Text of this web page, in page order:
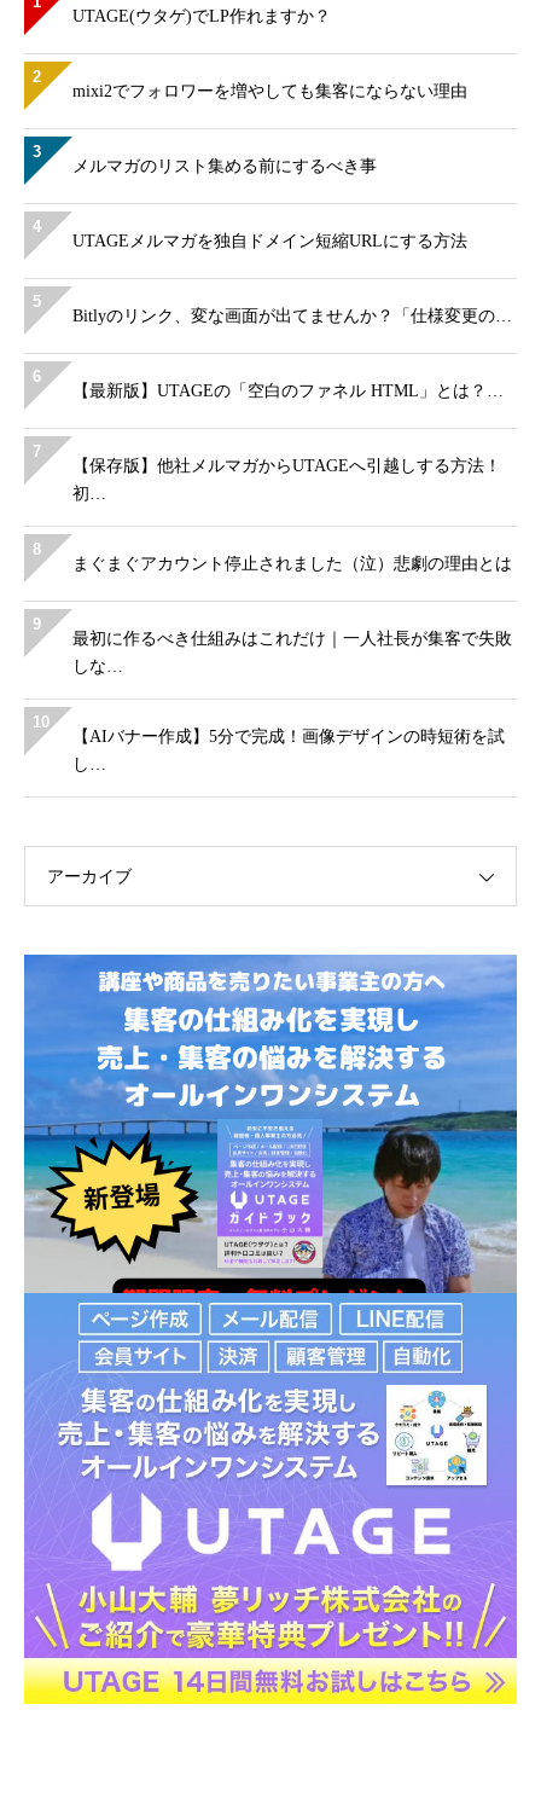
UTAGE(ウタゲ)でLP作れますか？
2
mixi2でフォロワーを増やしても集客にならない理由
3
メルマガのリスト集める前にするべき事
4
UTAGEメルマガを独自ドメイン短縮URLにする方法
5
Bitlyのリンク、変な画面が出てませんか？「仕様変更の…
6
【最新版】UTAGEの「空白のファネル HTML」とは？…
7
【保存版】他社メルマガからUTAGEへ引越しする方法！
初…
8
まぐまぐアカウント停止されました（泣）悲劇の理由とは
9
最初に作るべき仕組みはこれだけ｜一人社長が集客で失敗
しな…
10
【AIバナー作成】5分で完成！画像デザインの時短術を試
し…
アーカイブ